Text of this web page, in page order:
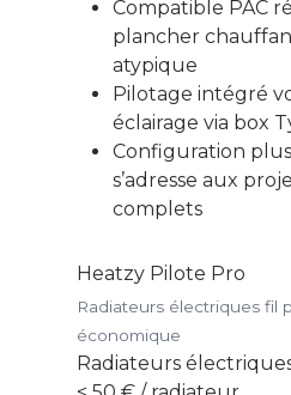
Compatible PAC
plancher
atypique
Pilotage intégré
éclairage via box
Configuration
s’adresse aux
complets
Heatzy Pilote Pro
Radiateurs électriques fil
économique
Radiateurs